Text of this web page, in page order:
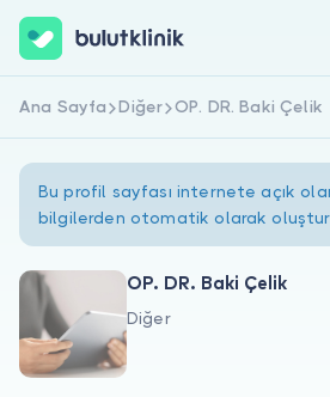
Hakkımızda
Hemen Kaydol
Ana Sayfa Diğer OP. DR. Baki Çelik
Bu profil sayfası internete açık
bilgilerden otomatik olarak
OP. DR. Baki Çelik
Diğer